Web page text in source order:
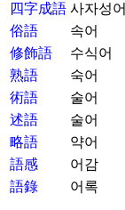
四字成語 사자성어
俗語
속어
修飾語
수식어
熟語
숙어
術語
술어
述語
술어
略語
약어
語感
어감
語錄
어록